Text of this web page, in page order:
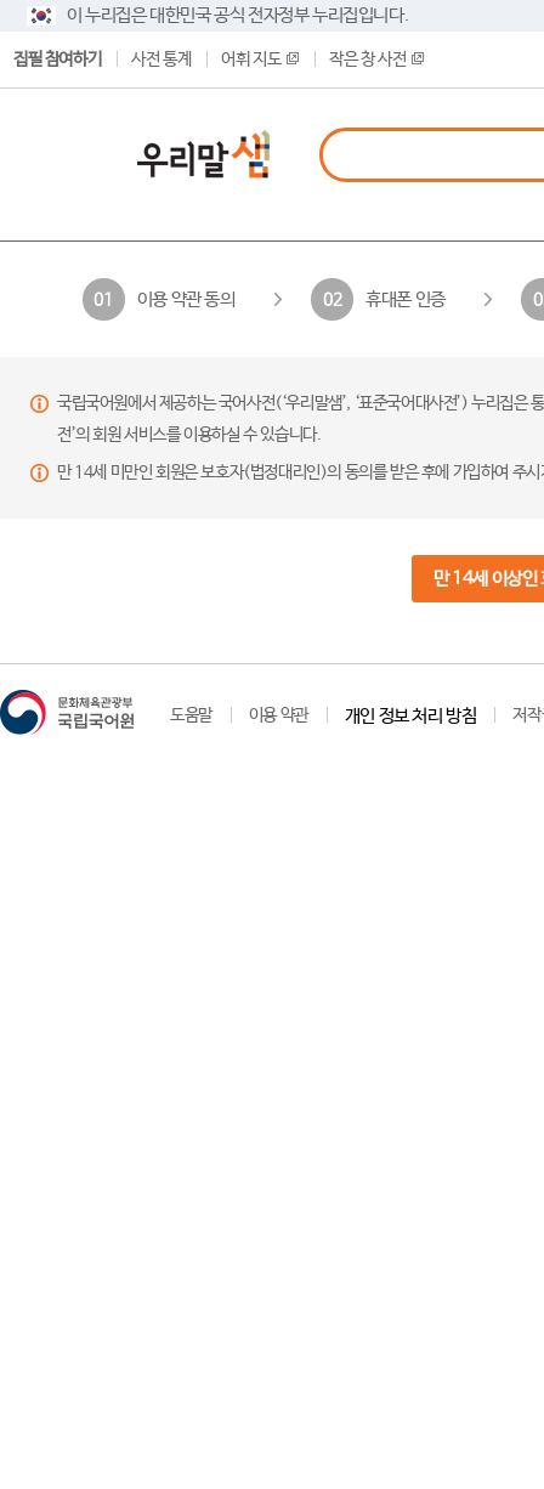
이 누리집은 대한민국 공식 전자정부 누리집입니다.
집필 참여하기 사전 통계 어휘 지도 작은 창 사전
01 이용 약관 동의 02 휴대폰 인증
국립국어원에서 제공하는 국어사전(‘우리말샘’, ‘표준국어대사전’) 누리집
전’의 회원 서비스를 이용하실 수 있습니다.
만 14세 미만인 회원은 보호자(법정대리인)의 동의를 받은 후에 가입하여 주
만 14세 이상인
도움말 이용 약관 개인 정보 처리 방침 저